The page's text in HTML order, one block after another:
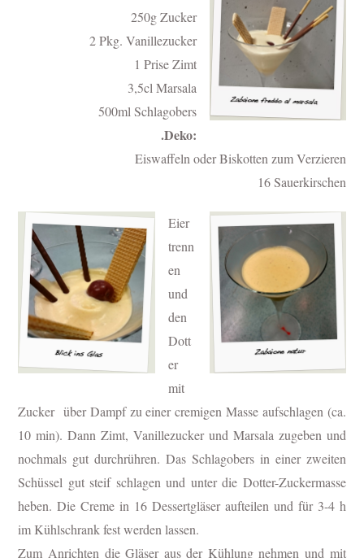
250g Zucker
2 Pkg. Vanillezucker
1 Prise Zimt
3,5cl Marsala
500ml Schlagobers
.Deko:
Eiswaffeln oder Biskotten zum Verzieren
16 Sauerkirschen
Eier
trenn
en
und
den
Dott
er
mit
Zucker über Dampf zu einer cremigen Masse aufschlagen (ca.
10 min). Dann Zimt, Vanillezucker und Marsala zugeben und
nochmals gut durchrühren. Das Schlagobers in einer zweiten
Schüssel gut steif schlagen und unter die Dotter-Zuckermasse
heben. Die Creme in 16 Dessertgläser aufteilen und für 3-4 h
im Kühlschrank fest werden lassen.
Zum Anrichten die Gläser aus der Kühlung nehmen und mit